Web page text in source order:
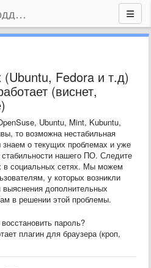
Joxi - сообщество поддержки
Fedora и т.д)
(виснет,
Ubuntu, Mint, Kubuntu,
то возможна нестабильная
о текущих проблемах и уже
нашего ПО. Следите
в социальных сетях. Мы можем
у которых возникли
дополнительных
в решении этой проблемы.
пароль?
плагин для браузера (кроп,